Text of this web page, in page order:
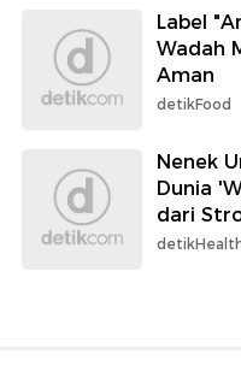
Label
Wadah
Aman
detikFood
Nenek
Dunia
dari